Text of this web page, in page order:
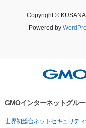
Copyright ©
Powered by
GMOインターネットグル
世界初総合ネットセキュリテ